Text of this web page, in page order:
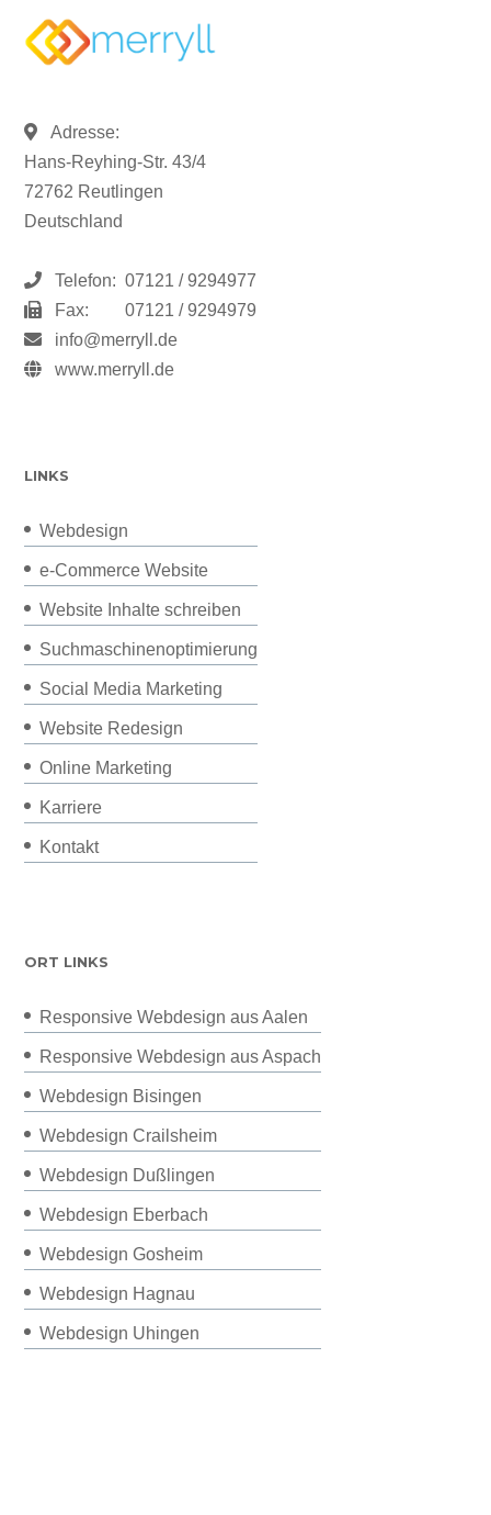
Adresse:
Hans-Reyhing-Str. 43/4
72762 Reutlingen
Deutschland
Telefon: 07121 / 9294977
Fax:
07121 / 9294979
info@merryll.de
www.merryll.de
LINKS
Webdesign
e-Commerce Website
Website Inhalte schreiben
Suchmaschinenoptimierung
Social Media Marketing
Website Redesign
Online Marketing
Karriere
Kontakt
ORT LINKS
Responsive Webdesign aus Aalen
Responsive Webdesign aus Aspach
Webdesign Bisingen
Webdesign Crailsheim
Webdesign Dußlingen
Webdesign Eberbach
Webdesign Gosheim
Webdesign Hagnau
Webdesign Uhingen